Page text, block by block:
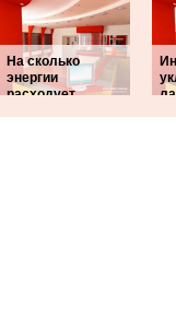
На сколько
энергии
расходует